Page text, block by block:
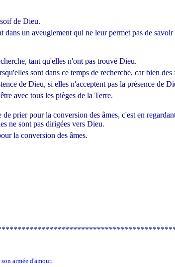
de Dieu.
dans un aveuglement qui ne leur permet pas de
tant qu'elles n'ont pas trouvé Dieu.
sont dans ce temps de recherche, car bien des
de Dieu, si elles n'acceptent pas la présence de
avec tous les pièges de la Terre.
prier pour la conversion des âmes, c'est en
ne sont pas dirigées vers Dieu.
la conversion des âmes.
armée d'amour.